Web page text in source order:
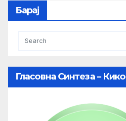
Барај
Гласовна Синтеза – Кико